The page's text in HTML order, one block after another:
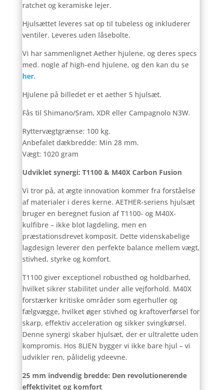
ratchet og keramiske lejer.
Hjulsættet leveres sat op til tubeless og inkluderer
ventiler. Leveres uden låsebolte.
Vi har sammenlignet Aether hjulene, og deres specs
med. nogle af high-end hjulene, og den kan du se
her.
Hjulene på billedet er et aether 5 hjulsæt.
Fås til Shimano/Sram, XDR eller Campagnolo N3W.
Ryttervægtgrænse: 100 kg.
Anbefalet dækbredde: Min 28 mm.
Vægt: 1020 gram
Udviklet synergi: T1100 & M40X Carbon Fusion
Vi tror på, at ægte innovation kommer fra forståelse
af materialer i deres kerne. AETHER-seriens hjulsæt
bruger en beregnet fusion af T1100- og M40X-
kulfibre – ikke blot lagdeling, men en
præstationsdrevet komposit. Dette videnskabelige
lagdesign leverer den perfekte balance mellem vægt,
stivhed, styrke og komfort.
T1100 giver exceptionel robusthed og holdbarhed,
hvilket sikrer stabilitet under alle vejforhold. M40X
forstærker kritiske områder som egerhuller og
fælgvægge, hvilket øger stivhed og kraftoverførsel for
skarp, effektiv acceleration og sikker svingkørsel.
Denne synergi skaber hjulsæt, der er ultralette uden
kompromis. Hos 8LIEN bygger vi ikke bare hjul – vi
udvikler ren, pålidelig ydeevne.
25 mm indvendig bredde: Den revolutionerende
effektivitet og komfort